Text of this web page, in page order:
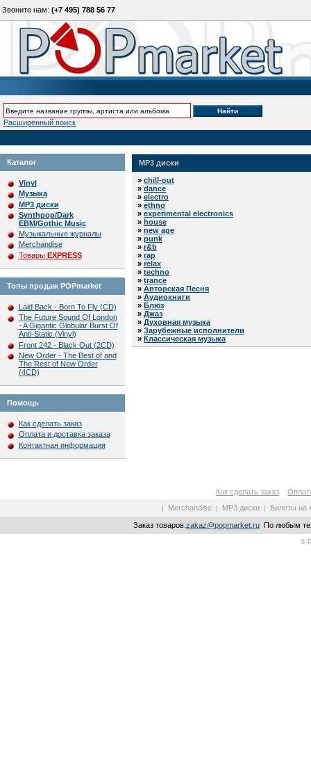
Звоните нам: (+7 495) 788 56 77
Расширенный поиск
Каталог
Vinyl
Музыка
MP3 диски
Synthpop/Dark
EBM/Gothic Music
Музыкальные журналы
Merchandise
Товары EXPRESS
Топы продаж POPmarket
Laid Back - Born To Fly (CD)
The Future Sound Of London
- A Gigantic Globular Burst Of
Anti-Static (Vinyl)
Front 242 - Black Out (2CD)
New Order - The Best of and
The Rest of New Order
(4CD)
Помощь
Как сделать заказ
Оплата и доставка заказа
Контактная информация
MP3 диски
» chill-out
» dance
» electro
» ethno
» experimental electronics
» house
» new age
» punk
» r&b
» rap
» relax
» techno
» trance
» Авторская Песня
» Аудиокниги
» Блюз
» Джаз
» Духовная музыка
» Зарубежные исполнители
» Классическая музыка
Как сделать заказ
| Merchandise | MP3 диски | Билеты на
Заказ товаров:zakaz@popmarket.ru По любым
©